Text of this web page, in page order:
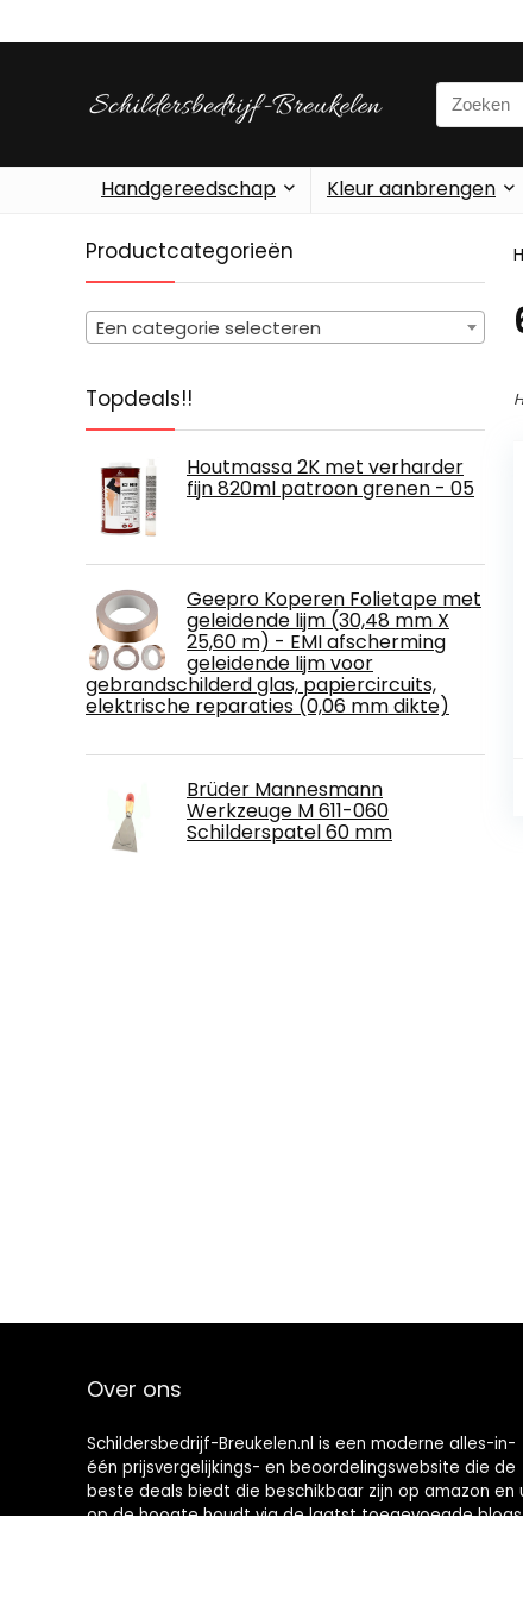
Search
for:
Handgereedschap Kleur aanbrengen
Productcategorieën
Een categorie selecteren
Topdeals!!
Houtmassa 2K met verharder
fijn 820ml patroon grenen - 05
Geepro Koperen Folietape met
geleidende lijm (30,48 mm X
25,60 m) - EMI afscherming
geleidende lijm voor
gebrandschilderd glas, papiercircuits,
elektrische reparaties (0,06 mm dikte)
Brüder Mannesmann
Werkzeuge M 611-060
Schilderspatel 60 mm
Over ons
Schildersbedrijf-Breukelen.nl is een moderne alles-in-
één prijsvergelijkings- en beoordelingswebsite die de
beste deals biedt die beschikbaar zijn op amazon en
op de hoogte houdt via de laatst toegevoegde